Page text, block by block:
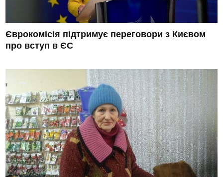
Єврокомісія підтримує переговори з Києвом
про вступ в ЄС